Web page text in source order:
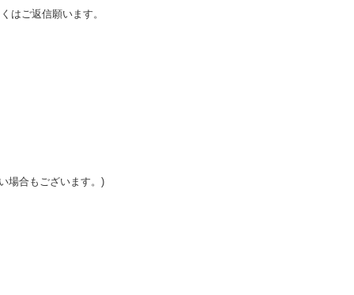
はご返信願います。
場合もございます。)